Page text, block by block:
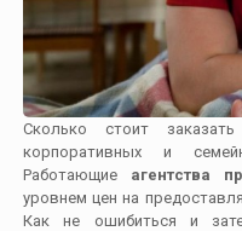
Сколько стоит
корпоративных и
Работающие агентства
уровнем цен на
Как не ошибиться и